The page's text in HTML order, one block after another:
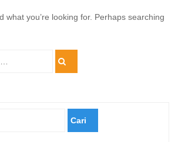
what you’re looking for. Perhaps searching
Cari